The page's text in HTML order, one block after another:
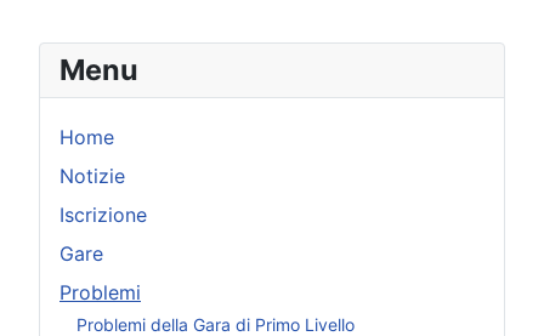
Menu
Home
Notizie
Iscrizione
Gare
Problemi
Problemi della Gara di Primo Livello